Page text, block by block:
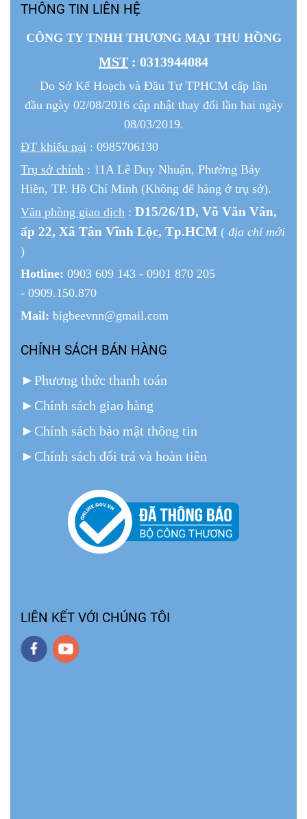
THÔNG TIN LIÊN HỆ
CÔNG TY TNHH THƯƠNG MẠI THU HỒNG
MST : 0313944084
Do Sở Kế Hoạch và Đầu Tư TPHCM cấp lần
đầu ngày 02/08/2016 cập nhật thay đổi lần hai ngày
08/03/2019.
ĐT khiếu nại : 0985706130
Trụ sở chính : 11A Lê Duy Nhuận, Phường Bảy
Hiền, TP. Hồ Chí Minh (Không để hàng ở trụ sở).
Văn phòng giao dịch : D15/26/1D, Võ Văn Vân,
ấp 22, Xã Tân Vĩnh Lộc, Tp.HCM ( địa chỉ mới
)
Hotline: 0903 609 143 - 0901 870 205
- 0909.150.870
Mail: bigbeevnn@gmail.com
CHÍNH SÁCH BÁN HÀNG
►Phương thức thanh toán
► Chính sách giao hàng
► Chính sách bảo mật thông tin
► Chính sách đổi trả và hoàn tiền
LIÊN KẾT VỚI CHÚNG TÔI